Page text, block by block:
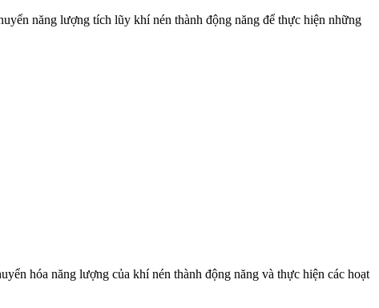
năng lượng tích lũy khí nén thành động năng để thực hiện những
hóa năng lượng của khí nén thành động năng và thực hiện các hoạt